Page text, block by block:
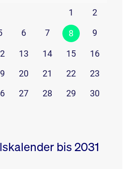
1
2
6 7 8 9
13 14 15
16
20 21 22
23
27 28 29
30
bis 2031